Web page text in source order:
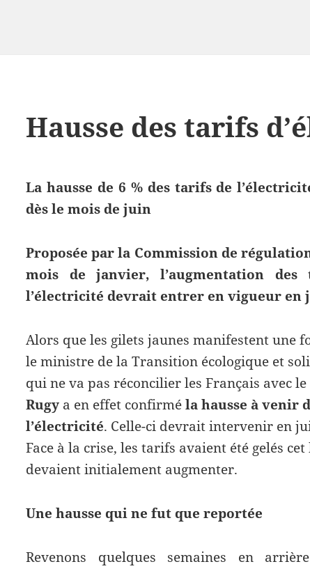
Hausse des tarifs
La hausse de 6 % des tarifs de
dès le mois de juin
Proposée par la Commission de
mois de janvier, l’augmentation des
l’électricité devrait entrer en vigueur en
Alors que les gilets jaunes manifestent une
le ministre de la Transition écologique et
qui ne va pas réconcilier les Français avec
Rugy a en effet confirméla hausse à venir
l’électricité. Celle-ci devrait intervenir en
Face à la crise, les tarifs avaient été gelés
devaient initialement augmenter.
Une hausse qui ne fut que reportée
Revenons quelques semaines en